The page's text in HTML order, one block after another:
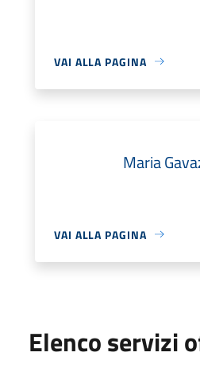
VAI ALLA PAGINA
Maria
VAI ALLA PAGINA
Elenco servizi